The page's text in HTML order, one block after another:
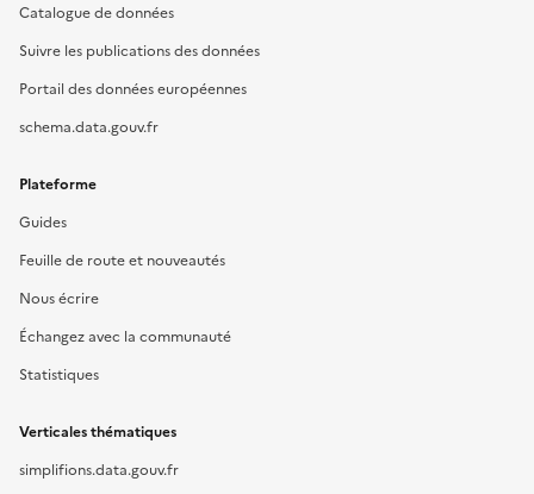
Catalogue de données
Suivre les publications des données
Portail des données européennes
schema.data.gouv.fr
Plateforme
Guides
Feuille de route et nouveautés
Nous écrire
Échangez avec la communauté
Statistiques
Verticales thématiques
simplifions.data.gouv.fr